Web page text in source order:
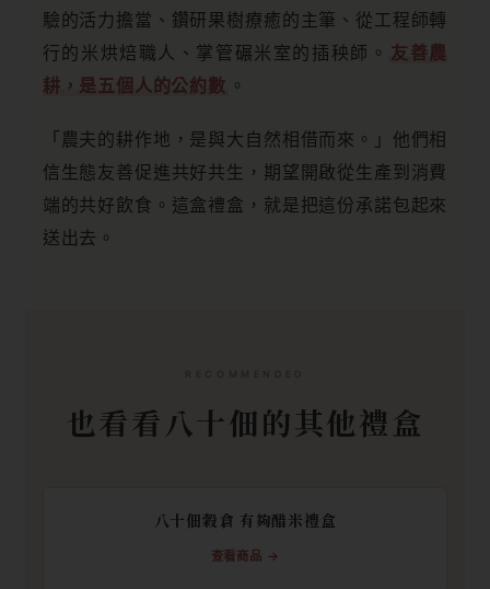
驗的活力擔當、鑽研果樹療癒的主筆、從工程師轉
行的米烘焙職人、掌管碾米室的插秧師。 友善農
耕，是五個人的公約數 。
「農夫的耕作地，是與大自然相借而來。」他們相
信生態友善促進共好共生，期望開啟從生產到消費
端的共好飲食。這盒禮盒，就是把這份承諾包起來
送出去。
RECOMMENDED
也看看八十佃的其他禮盒
八十佃穀倉 有夠醋米禮盒
查看商品 →